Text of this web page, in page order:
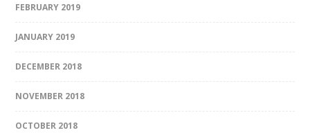
FEBRUARY 2019
JANUARY 2019
DECEMBER 2018
NOVEMBER 2018
OCTOBER 2018